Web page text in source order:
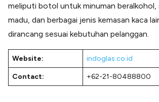
meliputi botol untuk minuman beralkohol,
madu, dan berbagai jenis kemasan kaca
dirancang sesuai kebutuhan pelanggan.
Website: indoglas.co.id
Contact: +62-21-80488800